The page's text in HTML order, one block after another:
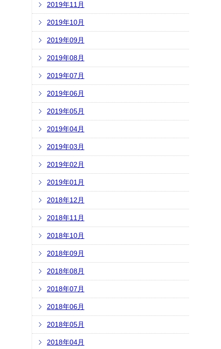
2019年11月
2019年10月
2019年09月
2019年08月
2019年07月
2019年06月
2019年05月
2019年04月
2019年03月
2019年02月
2019年01月
2018年12月
2018年11月
2018年10月
2018年09月
2018年08月
2018年07月
2018年06月
2018年05月
2018年04月